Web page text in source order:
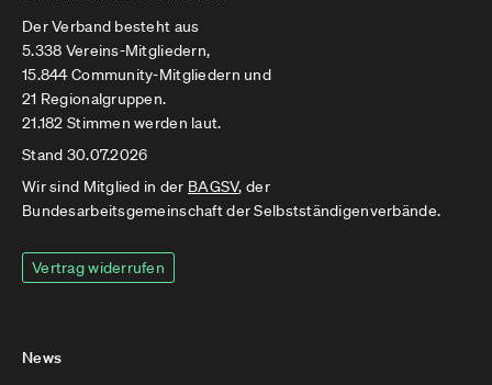
Der Verband besteht aus
5.338 Vereins-Mitgliedern,
15.844 Community-Mitgliedern und
21 Regionalgruppen.
21.182 Stimmen werden laut.
Stand 30.07.2026
Wir sind Mitglied in der BAGSV, der
Bundesarbeitsgemeinschaft der Selbstständigenverbände.
Vertrag widerrufen
News